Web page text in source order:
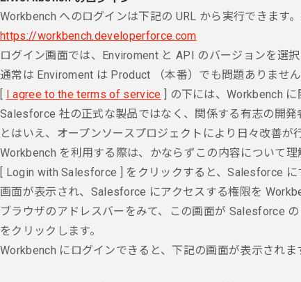
Workbench へのログインは下記の URL から実行できます
https://workbench.developerforce.com
ログイン画面では、Enviroment と API のバージョンを選択
通常は Enviroment は Product （本番）でも問題ありませ
[ I agree to the terms of service ] の下には、Workbench
Salesforce 社の正式な製品ではなく、関係する有志の開
とはいえ、オープンソースプロジェクトにより日々改善
Workbench を利用する際は、かならずこの内容について理
[ Login with Salesforce ] をクリックすると、Salesforce
画面が表示され、Salesforce にアクセスする権限を
ブラウザのアドレスバーをみて、この画面が Salesforce
をクリックします。
Workbench にログインできると、下記の画面が表示されま